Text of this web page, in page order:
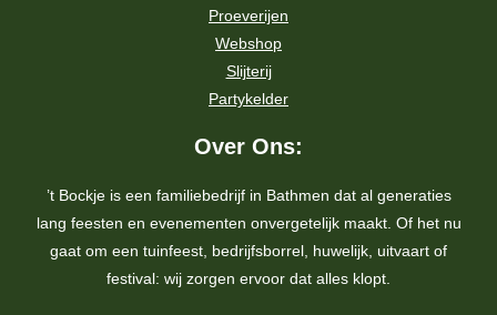
Proeverijen
Webshop
Slijterij
Partykelder
Over Ons:
’t Bockje is een familiebedrijf in Bathmen dat al generaties
lang feesten en evenementen onvergetelijk maakt. Of het nu
gaat om een tuinfeest, bedrijfsborrel, huwelijk, uitvaart of
festival: wij zorgen ervoor dat alles klopt.